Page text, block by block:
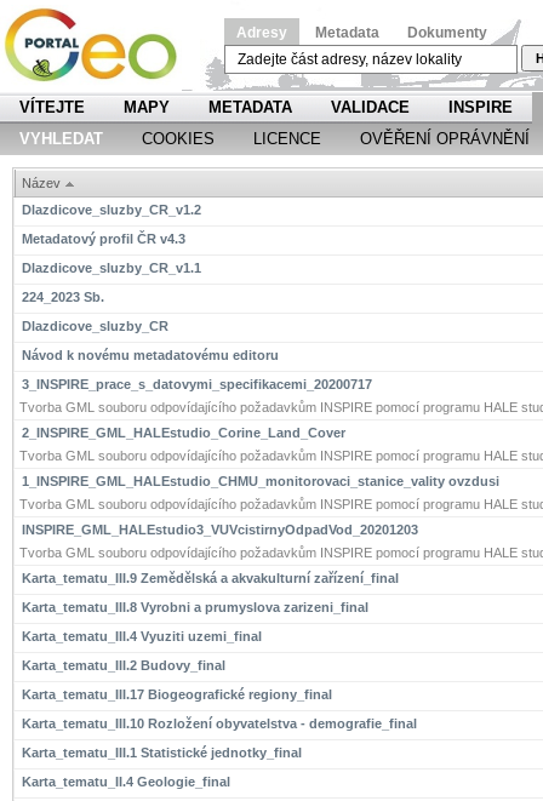
Adresy Metadata Dokumenty
VÍTEJTE MAPY METADATA VALIDACE
INSPIRE
VYHLEDAT
COOKIES LICENCE OVĚŘENÍ OPRÁVNĚNÍ
Název
Dlazdicove_sluzby_CR_v1.2
Metadatový profil ČR v4.3
Dlazdicove_sluzby_CR_v1.1
224_2023 Sb.
Dlazdicove_sluzby_CR
Návod k novému metadatovému editoru
3_INSPIRE_prace_s_datovymi_specifikacemi_20200717
Tvorba GML souboru odpovídajícího požadavkům INSPIRE pomocí programu HALE
2_INSPIRE_GML_HALEstudio_Corine_Land_Cover
Tvorba GML souboru odpovídajícího požadavkům INSPIRE pomocí programu HALE
1_INSPIRE_GML_HALEstudio_CHMU_monitorovaci_stanice_vality ovzdusi
Tvorba GML souboru odpovídajícího požadavkům INSPIRE pomocí programu HALE
INSPIRE_GML_HALEstudio3_VUVcistirnyOdpadVod_20201203
Tvorba GML souboru odpovídajícího požadavkům INSPIRE pomocí programu HALE
Karta_tematu_III.9 Zemědělská a akvakulturní zařízení_final
Karta_tematu_III.8 Vyrobni a prumyslova zarizeni_final
Karta_tematu_III.4 Vyuziti uzemi_final
Karta_tematu_III.2 Budovy_final
Karta_tematu_III.17 Biogeografické regiony_final
Karta_tematu_III.10 Rozložení obyvatelstva - demografie_final
Karta_tematu_III.1 Statistické jednotky_final
Karta_tematu_II.4 Geologie_final